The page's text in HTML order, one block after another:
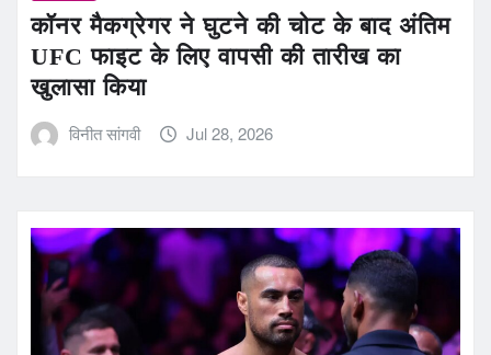
कॉनर मैकग्रेगर ने घुटने की चोट के बाद अंतिम
UFC फाइट के लिए वापसी की तारीख का
खुलासा किया
विनीत सांगवी Jul 28, 2026